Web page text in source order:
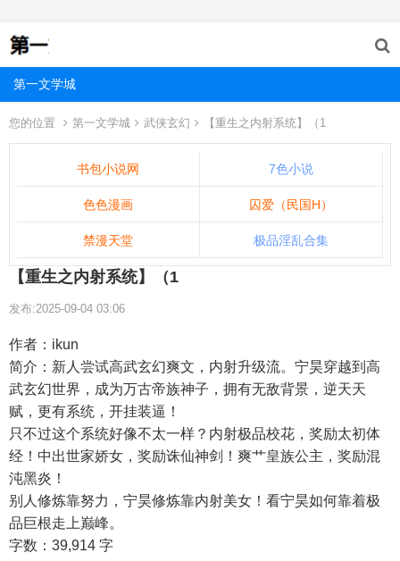
第一文学城
您的位置 第一文学城 武侠玄幻 【重生之内射系统】（1
书包小说网 7色小说
色色漫画 囚爱（民国H）
禁漫天堂 极品淫乱合集
【重生之内射系统】（1
发布:2025-09-04 03:06
作者：ikun
简介：新人尝试高武玄幻爽文，内射升级流。宁昊穿越到高
武玄幻世界，成为万古帝族神子，拥有无敌背景，逆天天
赋，更有系统，开挂装逼！
只不过这个系统好像不太一样？内射极品校花，奖励太初体
经！中出世家娇女，奖励诛仙神剑！爽艹皇族公主，奖励混
沌黑炎！
别人修炼靠努力，宁昊修炼靠内射美女！看宁昊如何靠着极
品巨根走上巅峰。
字数：39,914 字